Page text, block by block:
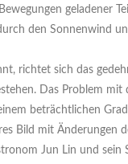
geladener
den Sonnenwind
richtet sich das
Das Problem mit
beträchtlichen
Bild mit Änderungen
Jun Lin und